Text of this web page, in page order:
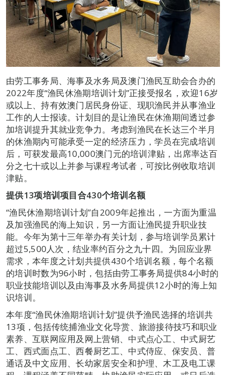
由劳工事务局、海事及水务局及澳门渔民互助会合办的
2022年度“渔民休渔期培训计划”正接受报名，欢迎16岁
或以上、持有效澳门居民身份证、现职渔民并从事渔业
工作的人士报读。计划目的是让渔民在休渔期间透过参
加培训提升其就业竞争力。考虑到渔民在长达三个半月
的休渔期内可能承受一定的经济压力，学员在完成培训
后，可获发最高10,000澳门元的培训津贴，出席率达百
分之七十或以上并参与课程考试者，可按比例收取培训
津贴。
提供13项培训项目合430个培训名额
“渔民休渔期培训计划”自2009年起推出，一方面为重温
及加强渔民的海上知识，另一方面让渔民提升职业技
能。今年为第十三年举办有关计划，参与培训学员累计
超过5,500人次，结业率约百分之九十四。为回应业界
需求，本年度之计划共提供430个培训名额，每个名额
的培训时数为96小时，包括由劳工事务局提供84小时的
职业技能培训以及由海事及水务局提供12小时的海上知
识培训。
本年度“渔民休渔期培训计划”提供予渔民选择的培训共
13项，包括传统捕渔业文化导赏、旅游接待技巧和职业
素养、互联网应用及网上营销、中式点心工、中式厨艺
工、西式面点工、西餐厨艺工、中式侍应、保安员、普
通话及中文应用、长幼家居安全和护理、木工及电工课